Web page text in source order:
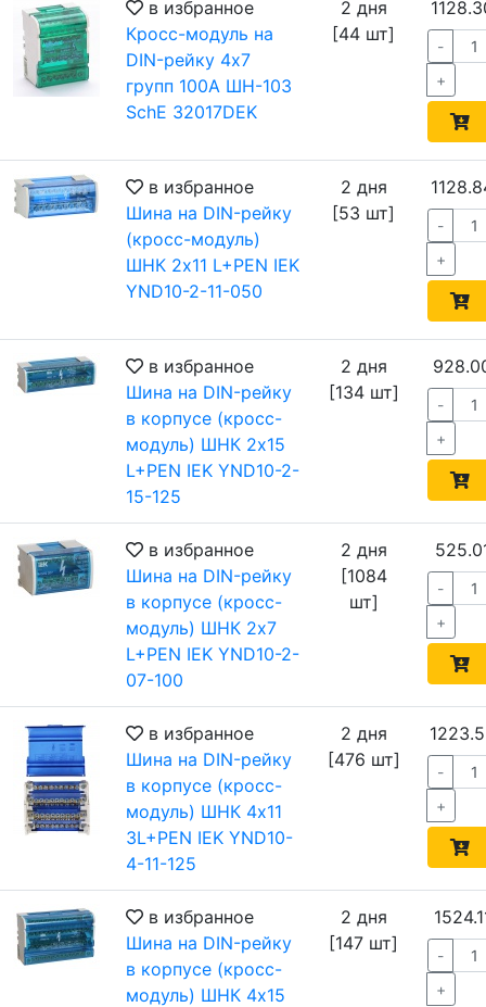
в избранное
Кросс-модуль на
DIN-рейку 4х7
групп 100А ШН-103
SchE 32017DEK
2 дня
[44 шт]
-
+
в избранное
Шина на DIN-рейку
(кросс-модуль)
ШНК 2х11 L+PEN IEK
YND10-2-11-050
2 дня
[53 шт]
-
+
в избранное
Шина на DIN-рейку
в корпусе (кросс-
модуль) ШНК 2х15
L+PEN IEK YND10-2-
15-125
2 дня
[134 шт]
-
+
в избранное
Шина на DIN-рейку
в корпусе (кросс-
модуль) ШНК 2х7
L+PEN IEK YND10-2-
07-100
2 дня
[1084
шт]
-
+
в избранное
Шина на DIN-рейку
в корпусе (кросс-
модуль) ШНК 4х11
3L+PEN IEK YND10-
4-11-125
2 дня
[476 шт]
-
+
в избранное
Шина на DIN-рейку
в корпусе (кросс-
модуль) ШНК 4х15
2 дня
[147 шт]
-
+